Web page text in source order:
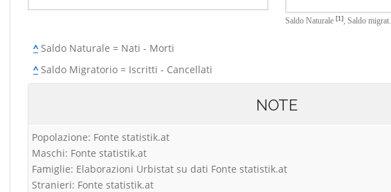
Saldo Naturale [1], Saldo migrat.
^Saldo Naturale = Nati - Morti
^Saldo Migratorio = Iscritti - Cancellati
NOTE
Popolazione: Fonte statistik.at
Maschi: Fonte statistik.at
Famiglie: Elaborazioni Urbistat su dati Fonte statistik.at
Stranieri: Fonte statistik.at